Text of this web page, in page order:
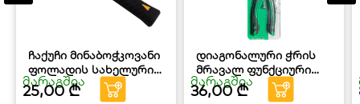
ჩაქუჩი მინაბოჭკოვანი
ფოლადის სახელურით
HOTECHE
მარაგშია
25,00₾
დიაგონალური ჭრის
მრავალ ფუნქციური
ბრტყელტუჩა 200მმ
HOTECHE
მარაგშია
36,00₾